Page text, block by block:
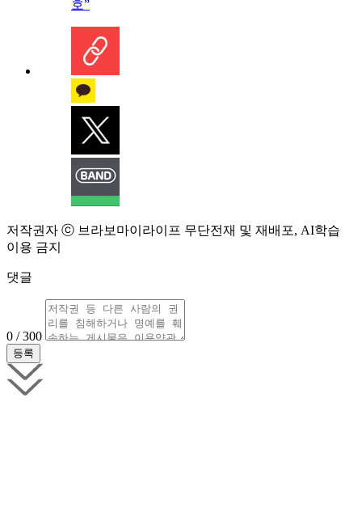
호”
저작권자 ⓒ 브라보마이라이프 무단전재 및 재배포, AI학습
이용 금지
댓글
0 / 300